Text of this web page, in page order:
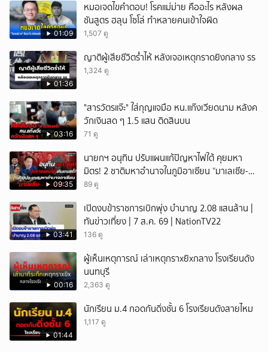
01:09
หมอเจดไขคำตอบ! โรคแม่ม่าย คืออะไร หลังผล
ชันสูตร ฮลุน โซโล่ ทำหลายคนเข้าใจผิด
1,507 ดู
01:36
ญาติผู้เสียชีวิตร่ำไห้ หลังเจอเหตุกราดยิงกลาง รร
1,324 ดู
03:16
"สารวัตรแจ๊ะ" ใส่กุญแจมือ หน.แก๊งเวียดนาม หลังค
วักเงินสด ๆ 1.5 แสน ติดสินบน
71 ดู
09:35
นายกฯ อนุทิน ปรับแผนแก้ปัญหาไฟใต้ คุยมหา
มิตร! 2 ชาติมหาอำนาจในภูมิอาเซียน “มาเลเซีย-
อินโดนีเซีย”
89 ดู
03:41
เปิดงบข้าราชการเบิกพุ่ง บำนาญ 2.08 แสนล้าน |
ทันข่าวเที่ยง | 7 ส.ค. 69 | NationTV22
136 ดู
00:16
ผู้เห็นเหตุการณ์ เล่าเหตุกราxยิxกลาง โรงเรียนดัง
นนทบุรี
2,363 ดู
01:44
นักเรียน ม.4 กอดกันดิ่งชั้น 6 โรงเรียนดังสายไหม
1,117 ดู